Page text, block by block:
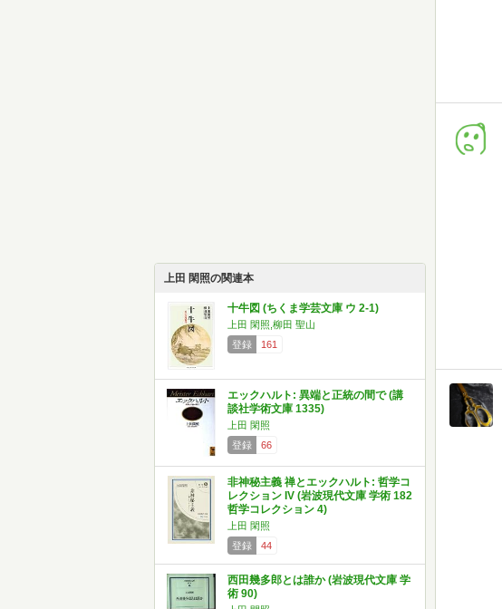
上田 閑照の関連本
十牛図 (ちくま学芸文庫 ウ 2-1)
上田 閑照,柳田 聖山
登録
161
エックハルト: 異端と正統の間で (講
談社学術文庫 1335)
上田 閑照
登録
66
非神秘主義 禅とエックハルト: 哲学コ
レクション IV (岩波現代文庫 学術 182
哲学コレクション 4)
上田 閑照
登録
44
西田幾多郎とは誰か (岩波現代文庫 学
術 90)